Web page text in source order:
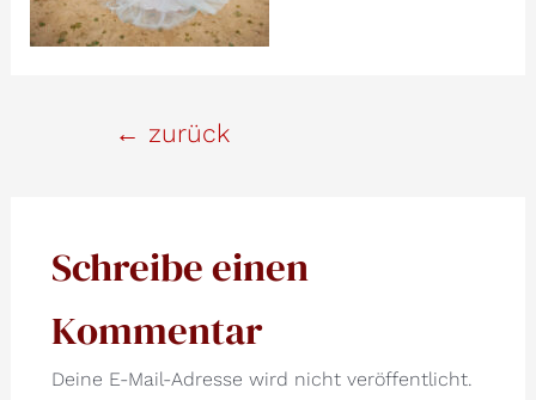
← zurück
Schreibe einen
Kommentar
Deine E-Mail-Adresse wird nicht veröffentlicht.